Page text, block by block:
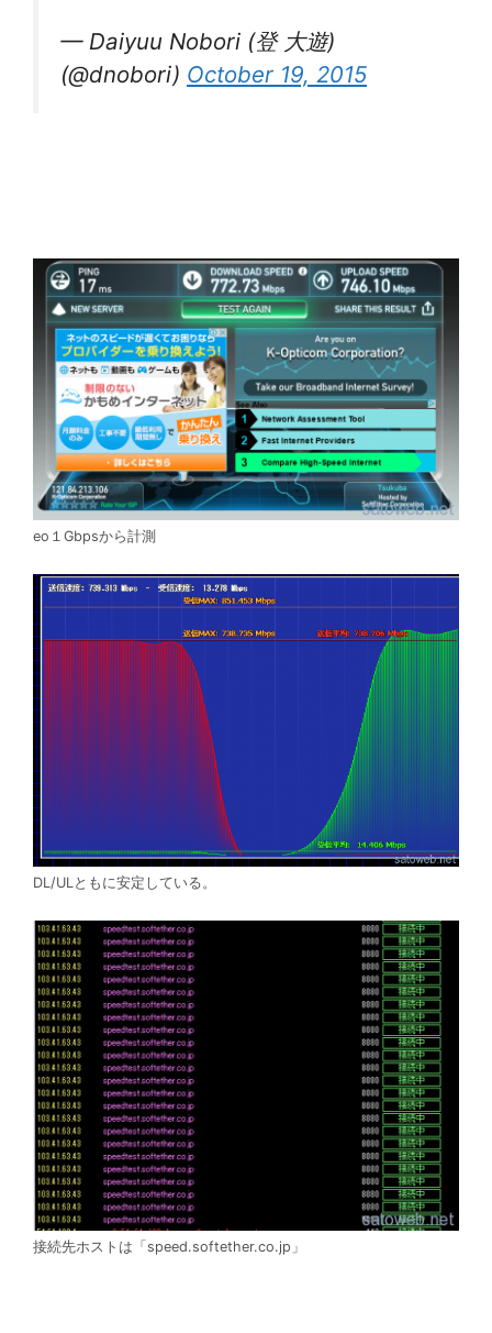
— Daiyuu Nobori (登 大遊)
(@dnobori) October 19, 2015
eo１Gbpsから計測
DL/ULともに安定している。
接続先ホストは「speed.softether.co.jp」